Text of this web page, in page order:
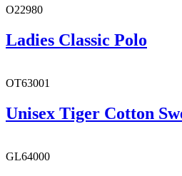
O22980
Ladies Classic Polo
OT63001
Unisex Tiger Cotton
GL64000